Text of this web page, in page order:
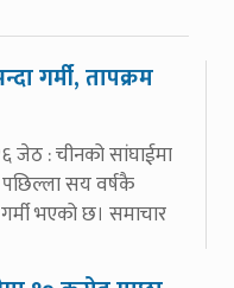
गर्मी, तापक्रम
जेठ : चीनको सांघाईमा
सय वर्षकै
भएको छ। समाचार